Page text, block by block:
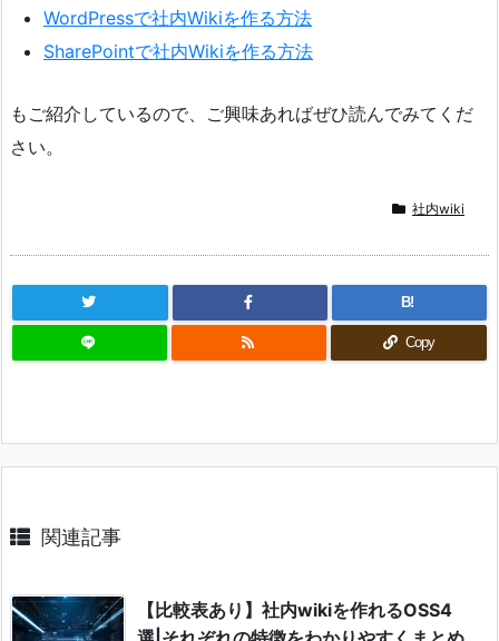
WordPressで社内Wikiを作る方法
SharePointで社内Wikiを作る方法
もご紹介しているので、ご興味あればぜひ読んでみてくだ
さい。
社内wiki
B!
Copy
関連記事
【比較表あり】社内wikiを作れるOSS4